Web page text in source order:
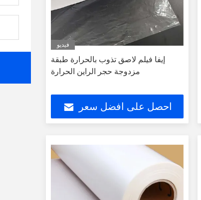
فيديو
إيفا فيلم لاصق تذوب بالحرارة طبقة
مزدوجة حجر الراين الحرارة
احصل على افضل سعر